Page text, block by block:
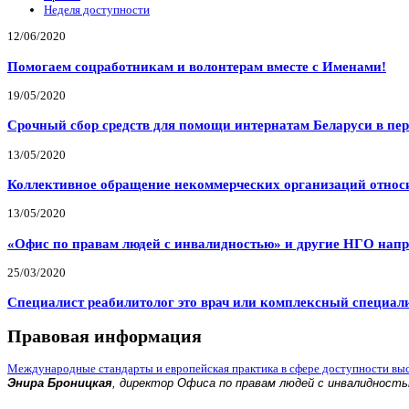
Неделя доступности
12/06/2020
Помогаем соцработникам и волонтерам вместе с Именами!
19/05/2020
Срочный сбор средств для помощи интернатам Беларуси в
13/05/2020
Коллективное обращение некоммерческих организаций
13/05/2020
«Офис по правам людей с инвалидностью» и другие НГО
25/03/2020
Специалист реабилитолог это врач или комплексный
Правовая информация
Международные стандарты и европейская практика в сфере доступности
Энира Броницкая, директор Офиса по правам людей с